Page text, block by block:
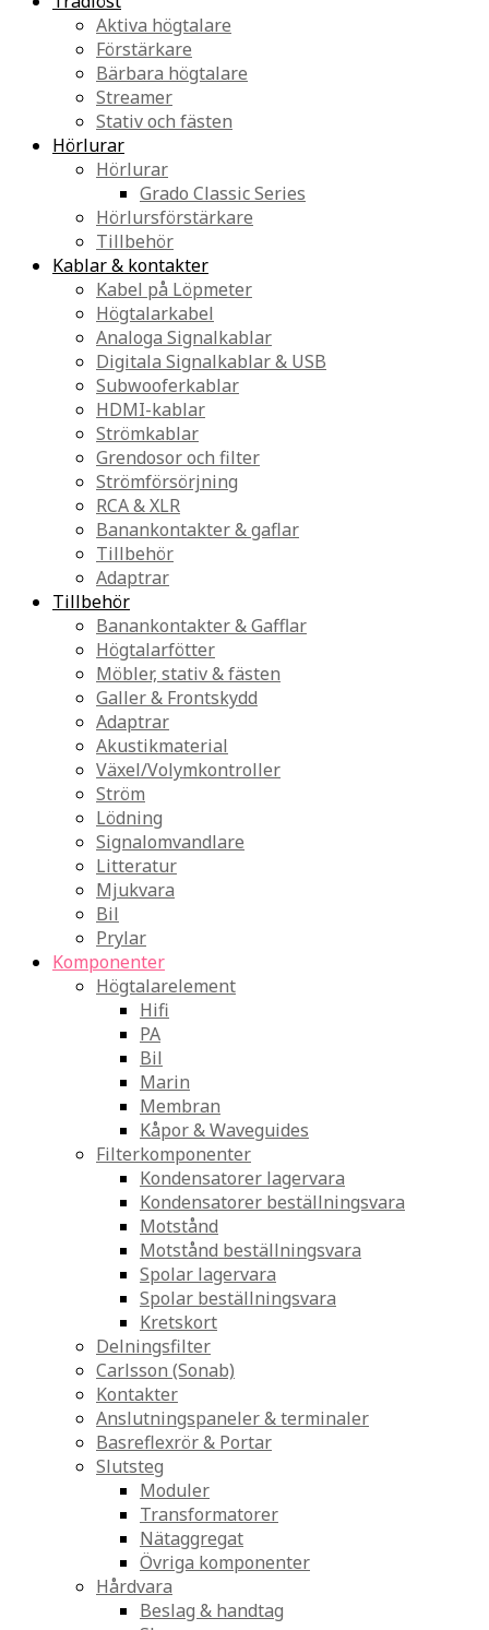
Aktiva högtalare
Förstärkare
Bärbara högtalare
Streamer
Stativ och fästen
Hörlurar
Hörlurar
Grado Classic Series
Hörlursförstärkare
Tillbehör
Kablar & kontakter
Kabel på Löpmeter
Högtalarkabel
Analoga Signalkablar
Digitala Signalkablar & USB
Subwooferkablar
HDMI-kablar
Strömkablar
Grendosor och filter
Strömförsörjning
RCA & XLR
Banankontakter & gaflar
Tillbehör
Adaptrar
Tillbehör
Banankontakter & Gafflar
Högtalarfötter
Möbler, stativ & fästen
Galler & Frontskydd
Adaptrar
Akustikmaterial
Växel/Volymkontroller
Ström
Lödning
Signalomvandlare
Litteratur
Mjukvara
Bil
Prylar
Komponenter
Högtalarelement
Hifi
PA
Bil
Marin
Membran
Kåpor & Waveguides
Filterkomponenter
Kondensatorer lagervara
Kondensatorer beställningsvara
Motstånd
Motstånd beställningsvara
Spolar lagervara
Spolar beställningsvara
Kretskort
Delningsfilter
Carlsson (Sonab)
Kontakter
Anslutningspaneler & terminaler
Basreflexrör & Portar
Slutsteg
Moduler
Transformatorer
Nätaggregat
Övriga komponenter
Hårdvara
Beslag & handtag